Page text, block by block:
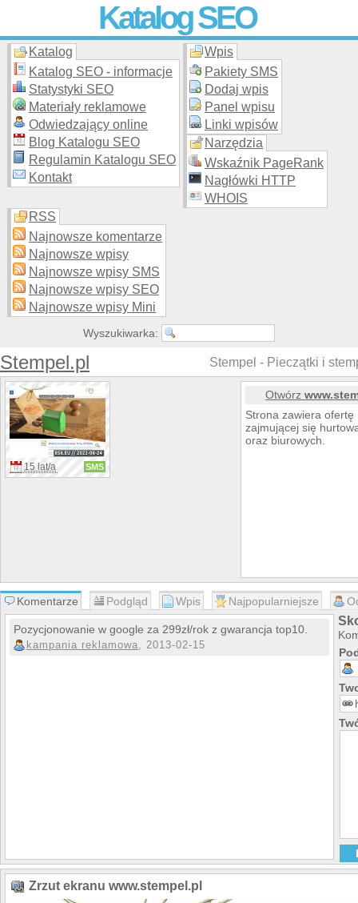
Katalog SEO
Skuteczna i promocja stron WWW –
moderowanego katalogu za darmo!
Katalog
Katalog SEO - informacje
Statystyki SEO
Materiały reklamowe
Odwiedzający online
Blog Katalogu SEO
Regulamin Katalogu SEO
Kontakt
Wpis
Pakiety SMS
Dodaj wpis
Panel wpisu
Linki wpisów
Narzędzia
Wskaźnik PageRank
Nagłówki HTTP
WHOIS
RSS
Najnowsze komentarze
Najnowsze wpisy
Najnowsze wpisy SMS
Najnowsze wpisy SEO
Najnowsze wpisy Mini
Wyszukiwarka:
Stempel.pl Stempel - Pieczątki i
15 lat/a SMS
Otwórz
Strona zawiera ofertę
zajmującej się
oraz biurowych.
Komentarze Podgląd Wpis Najpopularniejsze
Pozycjonowanie w google za 299zł/rok z gwarancja top10.
kampania reklamowa, 2013-02-15
Zrzut ekranu www.stempel.pl